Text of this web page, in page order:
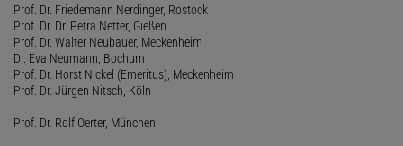
Prof. Dr. Friedemann Nerdinger, Rostock
Prof. Dr. Dr. Petra Netter, Gießen
Prof. Dr. Walter Neubauer, Meckenheim
Dr. Eva Neumann, Bochum
Prof. Dr. Horst Nickel (Emeritus), Meckenheim
Prof. Dr. Jürgen Nitsch, Köln
Prof. Dr. Rolf Oerter, München